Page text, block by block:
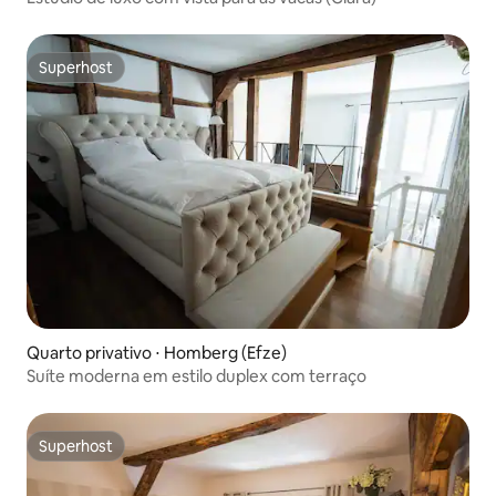
Superhost
Superhost
Quarto privativo ⋅ Homberg (Efze)
Suíte moderna em estilo duplex com terraço
Superhost
Superhost